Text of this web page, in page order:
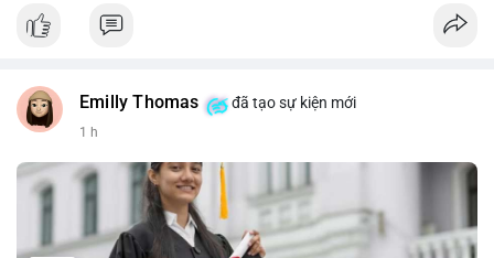
Emilly Thomas đã tạo sự kiện mới
1 h